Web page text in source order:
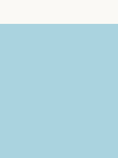
Rösrath e.V.